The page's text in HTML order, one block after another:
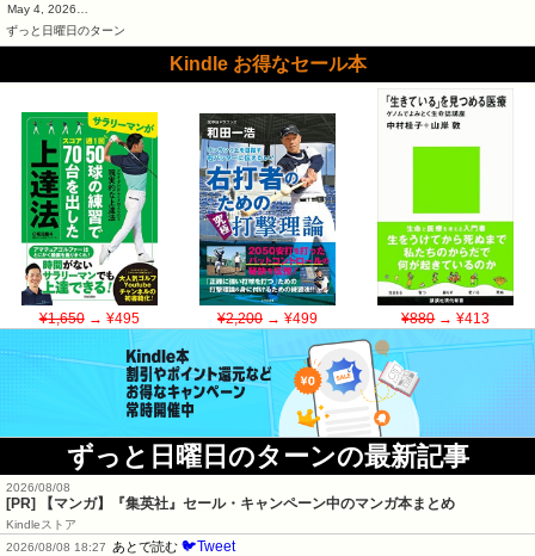
May 4, 2026…
ずっと日曜日のターン
Kindle お得なセール本
¥1,650→ ¥495 ¥2,200→ ¥499 ¥880→ ¥413
ずっと日曜日のターンの最新記事
2026/08/08
[PR] 【マンガ】『集英社』セール・キャンペーン中のマンガ本まとめ
Kindleストア
2026/08/08 18:27
あとで読む 🐦Tweet